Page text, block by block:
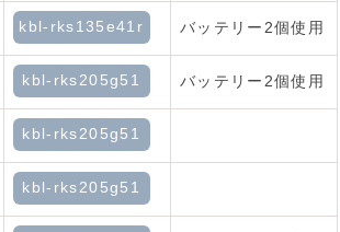
kbl-rks135e41r バッテリー2個使用
kbl-rks205g51 バッテリー2個使用
kbl-rks205g51
kbl-rks205g51